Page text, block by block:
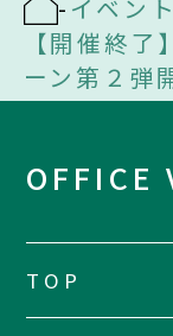
- イベン
【開催終
ーン第２弾
OFFICE
TOP